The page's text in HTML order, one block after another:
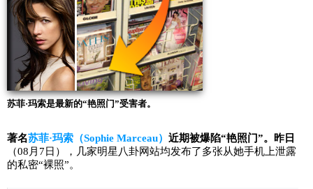
苏菲·玛索是最新的“艳照门”受害者。
著名苏菲·玛索（Sophie Marceau） 近期被爆陷“艳照门”。昨日
（08月7日），几家明星八卦网站均发布了多张从她手机上泄露
的私密“裸照”。